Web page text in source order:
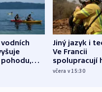
Jiný jazyk i
Ve Francii
spolupracují
různých zemí
včera v 15:30